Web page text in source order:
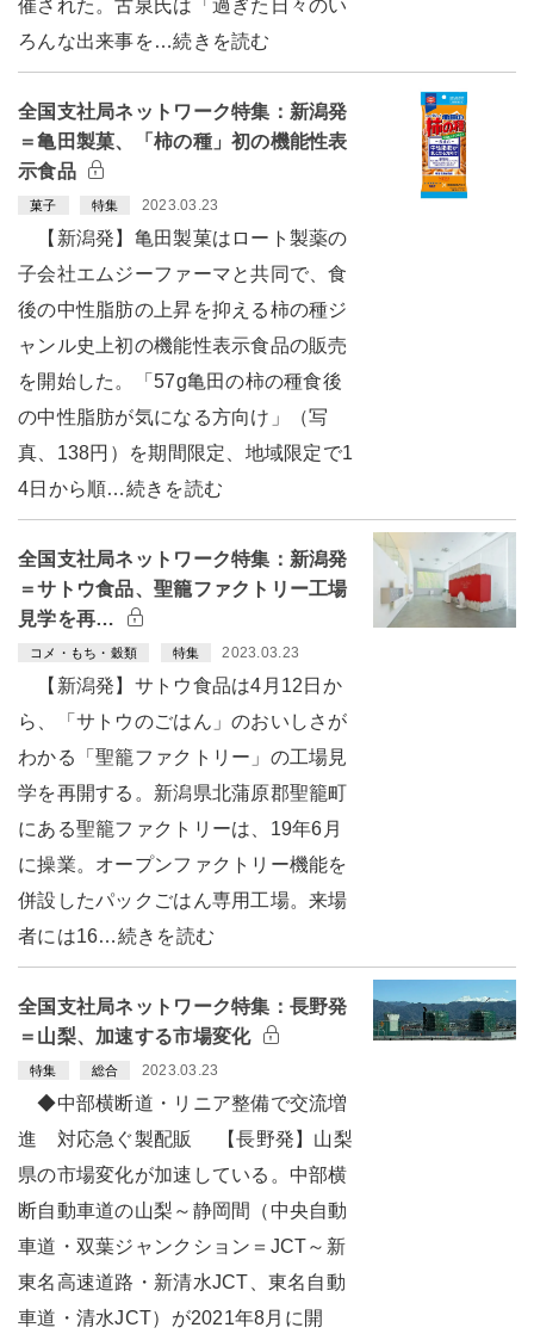
催された。古泉氏は「過ぎた日々のい
ろんな出来事を…続きを読む
全国支社局ネットワーク特集：新潟発
＝亀田製菓、「柿の種」初の機能性表
示食品
菓子 特集 2023.03.23
【新潟発】亀田製菓はロート製薬の
子会社エムジーファーマと共同で、食
後の中性脂肪の上昇を抑える柿の種ジ
ャンル史上初の機能性表示食品の販売
を開始した。「57g亀田の柿の種食後
の中性脂肪が気になる方向け」（写
真、138円）を期間限定、地域限定で1
4日から順…続きを読む
全国支社局ネットワーク特集：新潟発
＝サトウ食品、聖籠ファクトリー工場
見学を再…
コメ・もち・穀類 特集 2023.03.23
【新潟発】サトウ食品は4月12日か
ら、「サトウのごはん」のおいしさが
わかる「聖籠ファクトリー」の工場見
学を再開する。新潟県北蒲原郡聖籠町
にある聖籠ファクトリーは、19年6月
に操業。オープンファクトリー機能を
併設したパックごはん専用工場。来場
者には16…続きを読む
全国支社局ネットワーク特集：長野発
＝山梨、加速する市場変化
特集 総合 2023.03.23
◆中部横断道・リニア整備で交流増
進 対応急ぐ製配販 【長野発】山梨
県の市場変化が加速している。中部横
断自動車道の山梨～静岡間（中央自動
車道・双葉ジャンクション＝JCT～新
東名高速道路・新清水JCT、東名自動
車道・清水JCT）が2021年8月に開